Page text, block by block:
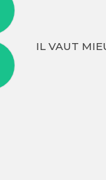
IL VAUT